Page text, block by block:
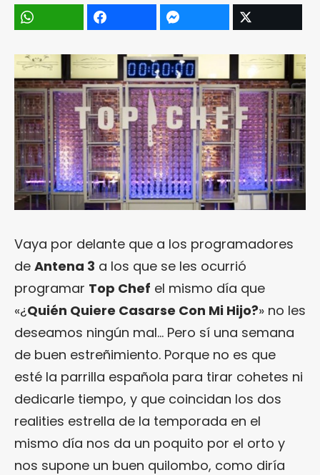
Vaya por delante que a los programadores
de Antena 3 a los que se les ocurrió
programar Top Chef el mismo día que
«¿Quién Quiere Casarse Con Mi Hijo?» no les
deseamos ningún mal… Pero sí una semana
de buen estreñimiento. Porque no es que
esté la parrilla española para tirar cohetes ni
dedicarle tiempo, y que coincidan los dos
realities estrella de la temporada en el
mismo día nos da un poquito por el orto y
nos supone un buen quilombo, como diría